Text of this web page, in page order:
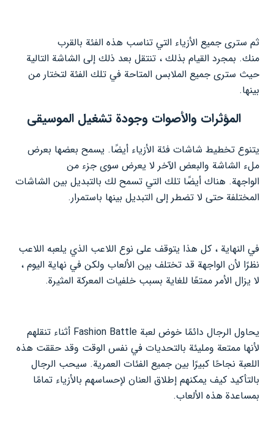
ثم سترى جميع الأزياء التي تناسب هذه الفئة بالقرب
منك. بمجرد القيام بذلك ، تنتقل بعد ذلك إلى الشاشة التالية
حيث سترى جميع الملابس المتاحة في تلك الفئة لتختار من
بينها.
المؤثرات والأصوات وجودة تشغيل الموسيقى
يتنوع تخطيط شاشات فئة الأزياء أيضًا. يسمح بعضها بعرض
ملء الشاشة والبعض الآخر لا يعرض سوى جزء من
الواجهة. هناك أيضًا تلك التي تسمح لك بالتبديل بين الشاشات
المختلفة حتى لا تضطر إلى التبديل بينها باستمرار.
في النهاية ، كل هذا يتوقف على نوع اللاعب الذي يلعبه اللاعب
نظرًا لأن الواجهة قد تختلف بين الألعاب ولكن في نهاية اليوم ،
لا يزال الأمر ممتعًا للغاية بسبب خلفيات المعركة المثيرة.
يحاول الرجال دائمًا خوض لعبة Fashion Battle أثناء تنقلهم
لأنها ممتعة ومليئة بالتحديات في نفس الوقت وقد حققت هذه
اللعبة نجاحًا كبيرًا بين جميع الفئات العمرية. سيحب الرجال
بالتأكيد كيف يمكنهم إطلاق العنان لإحساسهم بالأزياء تمامًا
بمساعدة هذه الألعاب.